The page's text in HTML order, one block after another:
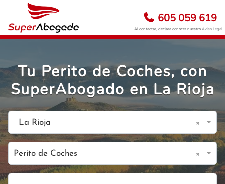
605 059 619
Al contactar, declara conocer nuestroAviso Legal
Tu Perito de Coches, con
SuperAbogado en La Rioja
La Rioja ×
Perito de Coches ×